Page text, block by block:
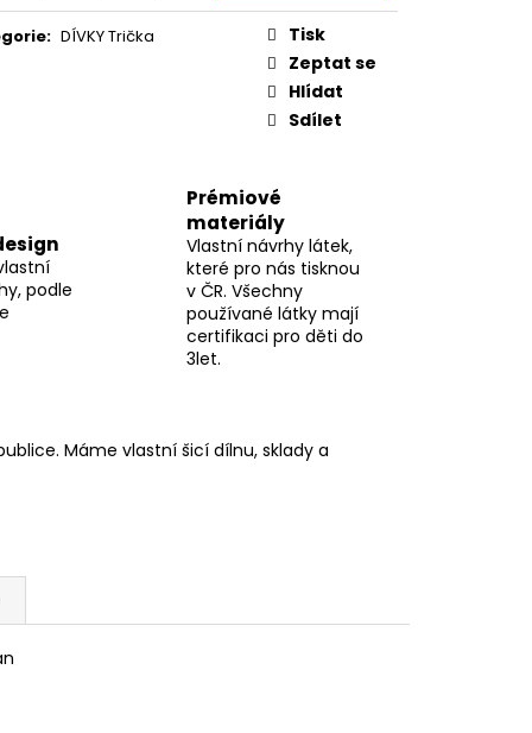
: DÍVKY Trička
Tisk
Zeptat se
Hlídat
Sdílet
podle
Prémiové
materiály
Vlastní návrhy látek,
které pro nás tisknou
v ČR. Všechny
používané látky mají
certifikaci pro děti do
3let.
Máme vlastní šicí dílnu, sklady a